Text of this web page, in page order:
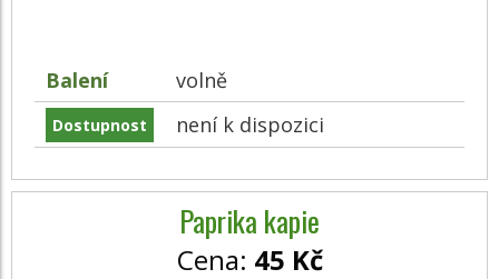
Balení volně
Dostupnost není k dispozici
Paprika kapie
Cena: 45 Kč